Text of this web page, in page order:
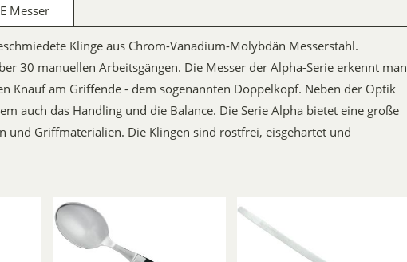
Messer
Klinge aus Chrom-Vanadium-Molybdän Messerstahl.
30 manuellen Arbeitsgängen. Die Messer der Alpha-Serie erkennt man
Knauf am Griffende - dem sogenannten Doppelkopf. Neben der Optik
auch das Handling und die Balance. Die Serie Alpha bietet eine große
und Griffmaterialien. Die Klingen sind rostfrei, eisgehärtet und